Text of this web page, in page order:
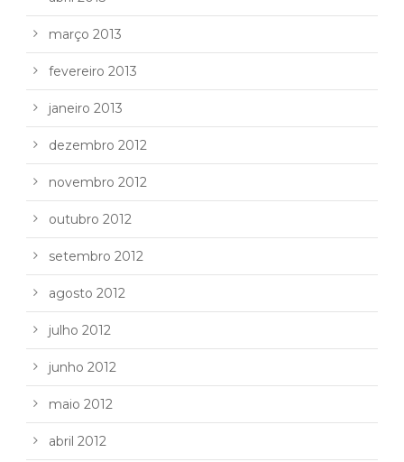
março 2013
fevereiro 2013
janeiro 2013
dezembro 2012
novembro 2012
outubro 2012
setembro 2012
agosto 2012
julho 2012
junho 2012
maio 2012
abril 2012